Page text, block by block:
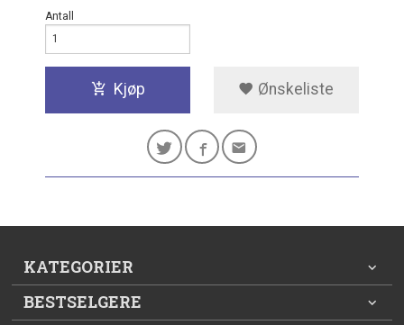
Antall
Kjøp Ønskeliste
KATEGORIER
BESTSELGERE